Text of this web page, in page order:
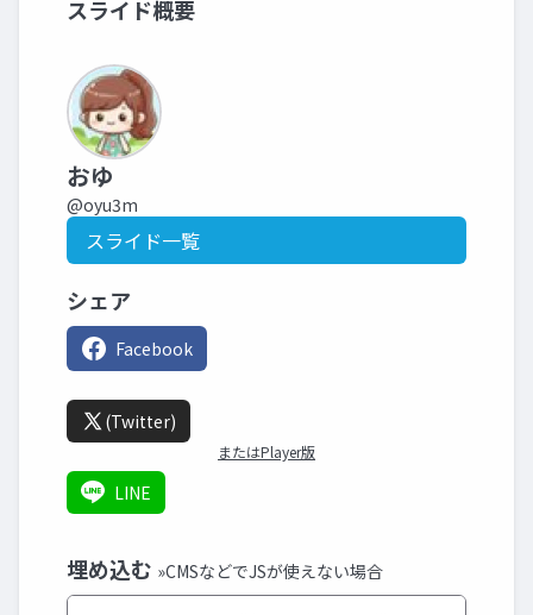
スライド概要
おゆ
@oyu3m
スライド一覧
シェア
Facebook
(Twitter)
またはPlayer版
LINE
埋め込む »CMSなどでJSが使えない場合